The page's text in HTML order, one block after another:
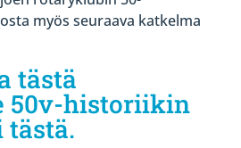
myös seuraava katkelma
tästä
50v-historiikin
tästä.